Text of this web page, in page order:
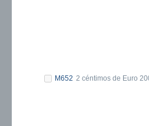
M652 2 céntimos de Euro